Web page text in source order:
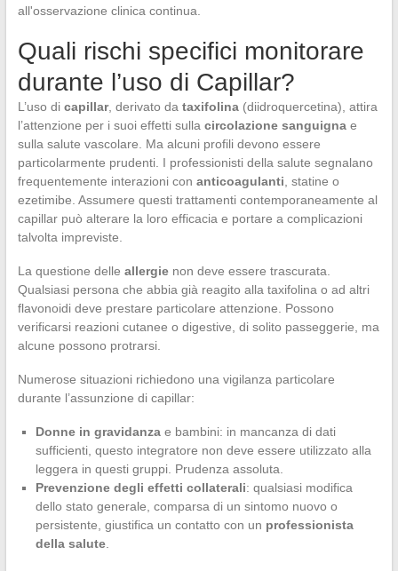
all'osservazione clinica continua.
Quali rischi specifici monitorare
durante l’uso di Capillar?
L’uso di capillar, derivato da taxifolina(diidroquercetina), attira
l’attenzione per i suoi effetti sulla circolazione sanguignae
sulla salute vascolare. Ma alcuni profili devono essere
particolarmente prudenti. I professionisti della salute segnalano
frequentemente interazioni con anticoagulanti , statine o
ezetimibe. Assumere questi trattamenti contemporaneamente al
capillar può alterare la loro efficacia e portare a complicazioni
talvolta impreviste.
La questione delle allergienon deve essere trascurata.
Qualsiasi persona che abbia già reagito alla taxifolina o ad altri
flavonoidi deve prestare particolare attenzione. Possono
verificarsi reazioni cutanee o digestive, di solito passeggerie, ma
alcune possono protrarsi.
Numerose situazioni richiedono una vigilanza particolare
durante l’assunzione di capillar:
Donne in gravidanzae bambini: in mancanza di dati
sufficienti, questo integratore non deve essere utilizzato alla
leggera in questi gruppi. Prudenza assoluta.
Prevenzione degli effetti collaterali: qualsiasi modifica
dello stato generale, comparsa di un sintomo nuovo o
persistente, giustifica un contatto con un professionista
della salute.